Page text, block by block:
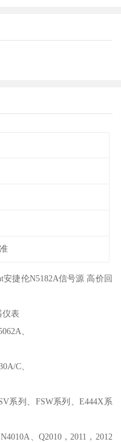
安捷伦N5182A信号源 高价回
仪表
、
C、
系列、FSW系列、E444X系
、Q2010，2011，2012